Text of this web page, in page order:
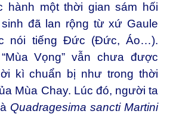
hành một thời gian sám hối
đã lan rộng từ xứ Gaule
nói tiếng Đức (Đức, Áo…).
Vọng” vẫn chưa được
kì chuẩn bị như trong thời
Mùa Chay. Lúc đó, người ta
Quadragesima sancti Martini